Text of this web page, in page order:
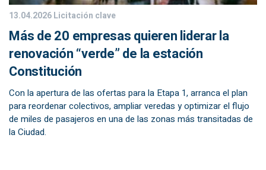
13.04.2026Licitación clave
Más de 20 empresas quieren liderar la
renovación “verde” de la estación
Constitución
Con la apertura de las ofertas para la Etapa 1, arranca el plan
para reordenar colectivos, ampliar veredas y optimizar el flujo
de miles de pasajeros en una de las zonas más transitadas de
la Ciudad.